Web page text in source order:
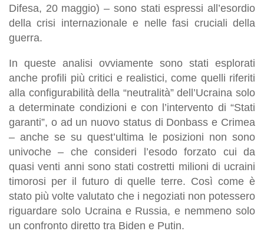
Difesa, 20 maggio) – sono stati espressi all’esordio
della crisi internazionale e nelle fasi cruciali della
guerra.
In queste analisi ovviamente sono stati esplorati
anche profili più critici e realistici, come quelli riferiti
alla configurabilità della “neutralità” dell’Ucraina solo
a determinate condizioni e con l’intervento di “Stati
garanti”, o ad un nuovo status di Donbass e Crimea
– anche se su quest’ultima le posizioni non sono
univoche – che consideri l’esodo forzato cui da
quasi venti anni sono stati costretti milioni di ucraini
timorosi per il futuro di quelle terre. Così come è
stato più volte valutato che i negoziati non potessero
riguardare solo Ucraina e Russia, e nemmeno solo
un confronto diretto tra Biden e Putin.